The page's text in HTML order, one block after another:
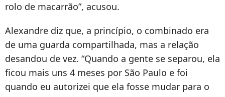
rolo de macarrão”, acusou.
Alexandre diz que, a princípio, o combinado era
de uma guarda compartilhada, mas a relação
desandou de vez. “Quando a gente se separou, ela
ficou mais uns 4 meses por São Paulo e foi
quando eu autorizei que ela fosse mudar para o